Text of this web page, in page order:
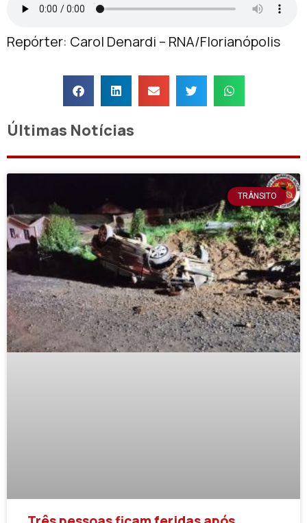
Repórter: Carol Denardi – RNA/Florianópolis
Últimas Notícias
TRÂNSITO